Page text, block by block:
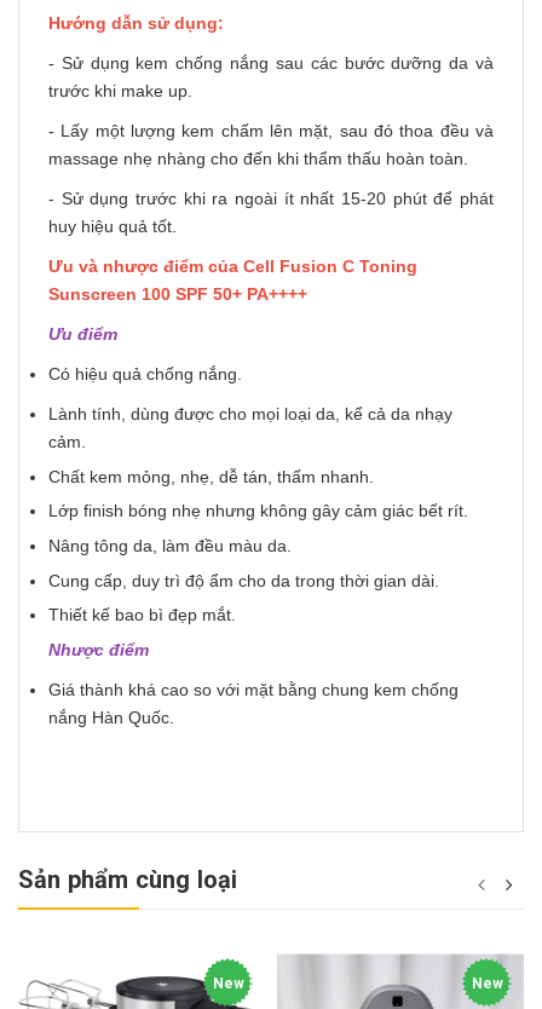
Hướng dẫn sử dụng:
- Sử dụng kem chống nắng sau các bước dưỡng da và
trước khi make up.
- Lấy một lượng kem chấm lên mặt, sau đó thoa đều và
massage nhẹ nhàng cho đến khi thẩm thấu hoàn toàn.
- Sử dụng trước khi ra ngoài ít nhất 15-20 phút để phát
huy hiệu quả tốt.
Ưu và nhược điểm của Cell Fusion C Toning
Sunscreen 100 SPF 50+ PA++++
Ưu điểm
Có hiệu quả chống nắng.
Lành tính, dùng được cho mọi loại da, kể cả da nhạy
cảm.
Chất kem mỏng, nhẹ, dễ tán, thấm nhanh.
Lớp finish bóng nhẹ nhưng không gây cảm giác bết rít.
Nâng tông da, làm đều màu da.
Cung cấp, duy trì độ ẩm cho da trong thời gian dài.
Thiết kế bao bì đẹp mắt.
Nhược điểm
Giá thành khá cao so với mặt bằng chung kem chống
nắng Hàn Quốc.
Sản phẩm cùng loại
New New